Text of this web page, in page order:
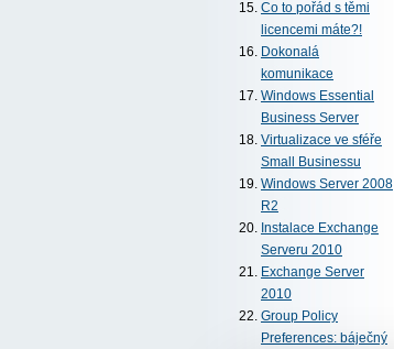
Co to pořád s těmi
licencemi máte?!
Dokonalá
komunikace
Windows Essential
Business Server
Virtualizace ve sféře
Small Businessu
Windows Server 2008
R2
Instalace Exchange
Serveru 2010
Exchange Server
2010
Group Policy
Preferences: báječný